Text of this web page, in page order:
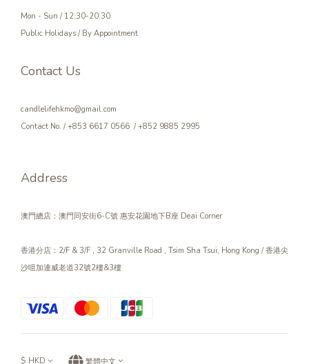
Mon - Sun / 12:30-20:30
Public Holidays / By Appointment
Contact Us
candlelifehkmo@gmail.com
Contact No. / +853 6617 0566 / +852 9885 2995
Address
澳門總店：澳門同安街6-C號 惠安花園地下B座 Deai Corner
香港分店：2/F & 3/F , 32 Granville Road , Tsim Sha Tsui, Hong Kong / 香港尖
沙咀加連威老道32號2樓&3樓
$ HKD 繁體中文